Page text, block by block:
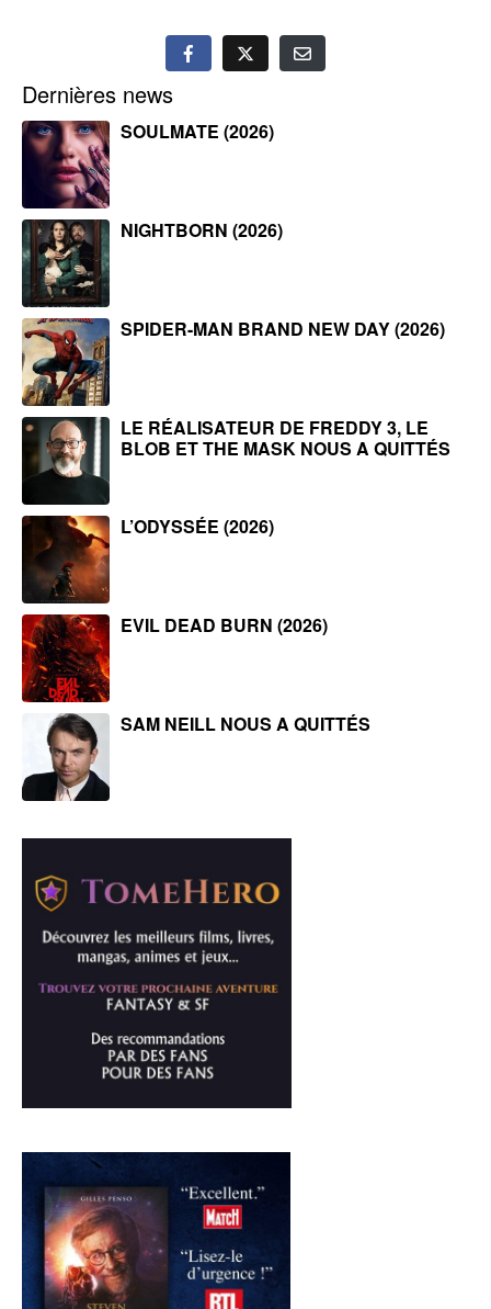
Dernières news
SOULMATE (2026)
NIGHTBORN (2026)
SPIDER-MAN BRAND NEW DAY (2026)
LE RÉALISATEUR DE FREDDY 3, LE
BLOB ET THE MASK NOUS A QUITTÉS
L’ODYSSÉE (2026)
EVIL DEAD BURN (2026)
SAM NEILL NOUS A QUITTÉS